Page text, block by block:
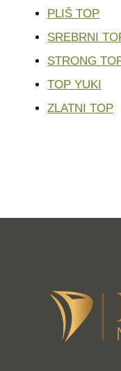
PLIŠ TOP
SREBRNI
STRONG
TOP YUKI
ZLATNI TOP